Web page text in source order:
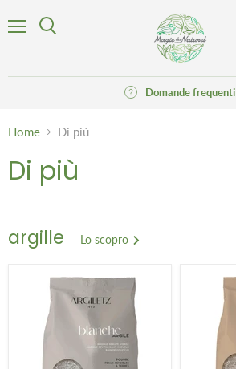
Domande frequenti
Home Di più
Di più
argille Lo scopro